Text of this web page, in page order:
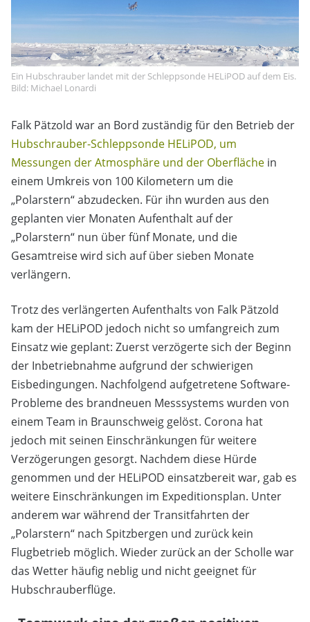
Ein Hubschrauber landet mit der Schleppsonde HELiPOD auf dem Eis.
Bild: Michael Lonardi
Falk Pätzold war an Bord zuständig für den Betrieb der
Hubschrauber-Schleppsonde HELiPOD, um
Messungen der Atmosphäre und der Oberfläche in
einem Umkreis von 100 Kilometern um die
„Polarstern“ abzudecken. Für ihn wurden aus den
geplanten vier Monaten Aufenthalt auf der
„Polarstern“ nun über fünf Monate, und die
Gesamtreise wird sich auf über sieben Monate
verlängern.
Trotz des verlängerten Aufenthalts von Falk Pätzold
kam der HELiPOD jedoch nicht so umfangreich zum
Einsatz wie geplant: Zuerst verzögerte sich der Beginn
der Inbetriebnahme aufgrund der schwierigen
Eisbedingungen. Nachfolgend aufgetretene Software-
Probleme des brandneuen Messsystems wurden von
einem Team in Braunschweig gelöst. Corona hat
jedoch mit seinen Einschränkungen für weitere
Verzögerungen gesorgt. Nachdem diese Hürde
genommen und der HELiPOD einsatzbereit war, gab es
weitere Einschränkungen im Expeditionsplan. Unter
anderem war während der Transitfahrten der
„Polarstern“ nach Spitzbergen und zurück kein
Flugbetrieb möglich. Wieder zurück an der Scholle war
das Wetter häufig neblig und nicht geeignet für
Hubschrauberflüge.